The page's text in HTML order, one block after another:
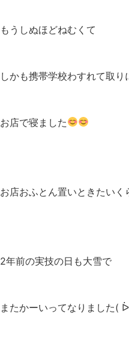
もうしぬほどねむくて
しかも携帯学校わすれて取り
お店で寝ました
お店おふとん置いときたいく
2年前の実技の日も大雪で
またかーいってなりました(